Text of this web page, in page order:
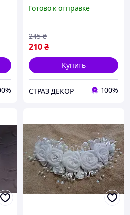
20см
Готово к отправке
210₴
245 ₴
Купить
СТРАЗ ДЕКОР 100%